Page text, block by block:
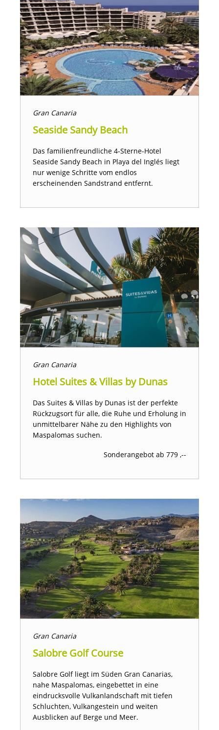
Gran Canaria
Seaside Sandy Beach
Das familienfreundliche 4-Sterne-Hotel
Seaside Sandy Beach in Playa del Inglés liegt
nur wenige Schritte vom endlos
erscheinenden Sandstrand entfernt.
Gran Canaria
Hotel Suites & Villas by Dunas
Das Suites & Villas by Dunas ist der perfekte
Rückzugsort für alle, die Ruhe und Erholung in
unmittelbarer Nähe zu den Highlights von
Maspalomas suchen.
Sonderangebot ab 779 ,--
Gran Canaria
Salobre Golf Course
Salobre Golf liegt im Süden Gran Canarias,
nahe Maspalomas, eingebettet in eine
eindrucksvolle Vulkanlandschaft mit tiefen
Schluchten, Vulkangestein und weiten
Ausblicken auf Berge und Meer.